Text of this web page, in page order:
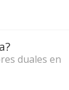
duales en